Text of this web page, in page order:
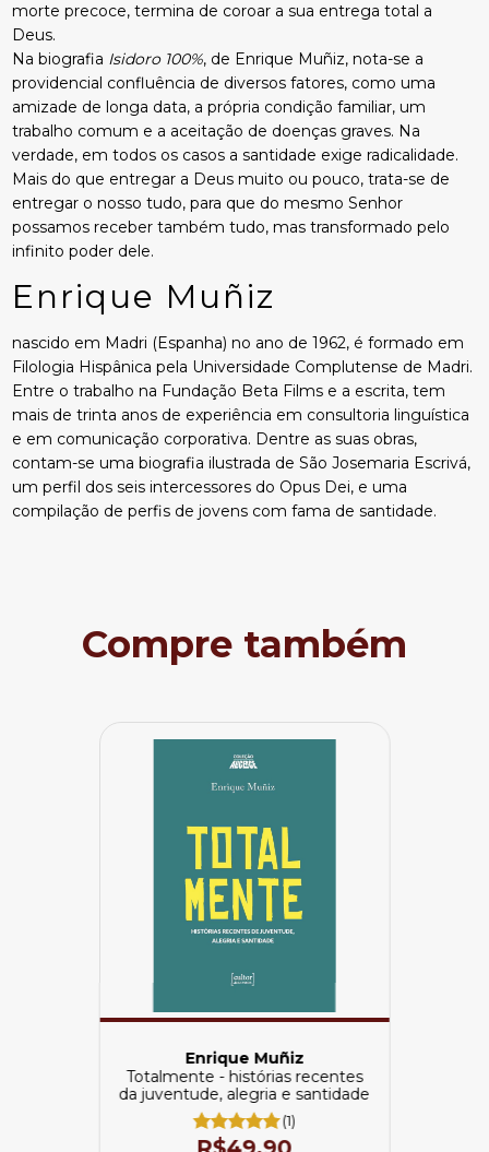
morte precoce, termina de coroar a sua entrega total a
Deus.
Na biografia Isidoro 100%, de Enrique Muñiz, nota-se a
providencial confluência de diversos fatores, como uma
amizade de longa data, a própria condição familiar, um
trabalho comum e a aceitação de doenças graves. Na
verdade, em todos os casos a santidade exige radicalidade.
Mais do que entregar a Deus muito ou pouco, trata-se de
entregar o nosso tudo, para que do mesmo Senhor
possamos receber também tudo, mas transformado pelo
infinito poder dele.
Enrique Muñiz
nascido em Madri (Espanha) no ano de 1962, é formado em
Filologia Hispânica pela Universidade Complutense de Madri.
Entre o trabalho na Fundação Beta Films e a escrita, tem
mais de trinta anos de experiência em consultoria linguística
e em comunicação corporativa. Dentre as suas obras,
contam-se uma biografia ilustrada de São Josemaria Escrivá,
um perfil dos seis intercessores do Opus Dei, e uma
compilação de perfis de jovens com fama de santidade.
Compre também
Enrique Muñiz
Totalmente - histórias recentes
da juventude, alegria e santidade
(1)